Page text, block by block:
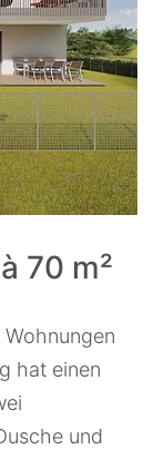
70 m²
hat einen
und